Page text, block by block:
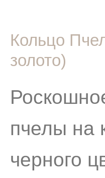
Кольцо
золото)
пчелы на
черного